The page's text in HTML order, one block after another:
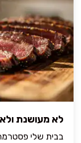
לא מעושנת
בבית שלי